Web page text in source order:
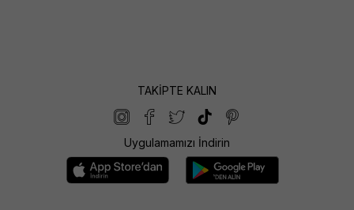
TAKİPTE KALIN
Uygulamamızı İndirin